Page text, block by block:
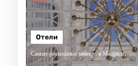
Отели
Самые роскошные номера в Мадриде.